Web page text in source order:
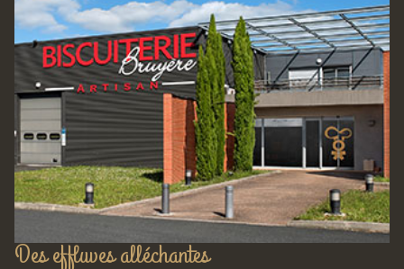
Des effluves alléchantes